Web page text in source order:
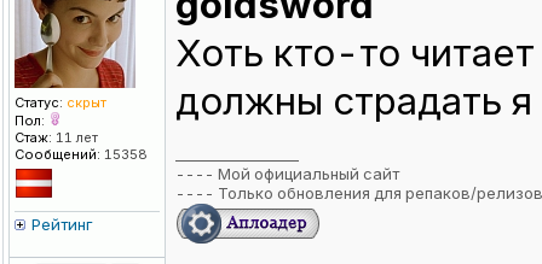
Статус: скрыт
Пол:
Стаж: 11 лет
Сообщений: 15358
Рейтинг
Хоть кто-то
должны страдать
---- Мой официальный сайт
---- Только обновления для репаков/релизов